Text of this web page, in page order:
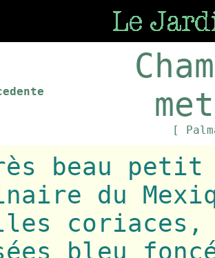
[
beau petit
du
coriaces,
bleu